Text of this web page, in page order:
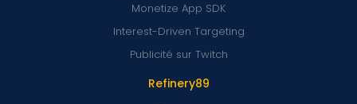
Refinery89
Monetize App SDK
Interest-Driven Targeting
Publicité sur Twitch